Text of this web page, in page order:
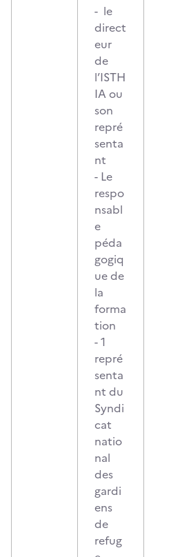
- le
direct
eur
de
l’ISTH
IA ou
son
repré
senta
nt
- Le
respo
nsabl
e
péda
gogiq
ue de
la
forma
tion
- 1
repré
senta
nt du
Syndi
cat
natio
nal
des
gardi
ens
de
refug